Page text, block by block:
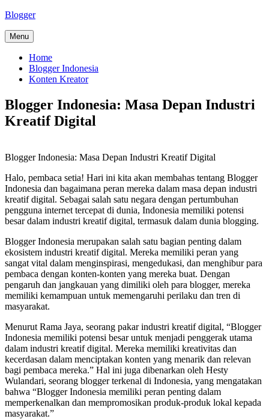
Skip
content
Blogger
Menu
Home
Blogger Indonesia
Konten Kreator
Blogger Indonesia: Masa Depan Industri
Kreatif Digital
Blogger Indonesia: Masa Depan Industri Kreatif Digital
Halo, pembaca setia! Hari ini kita akan membahas tentang Blogger
Indonesia dan bagaimana peran mereka dalam masa depan industri
kreatif digital. Sebagai salah satu negara dengan pertumbuhan
pengguna internet tercepat di dunia, Indonesia memiliki potensi
besar dalam industri kreatif digital, termasuk dalam dunia blogging.
Blogger Indonesia merupakan salah satu bagian penting dalam
ekosistem industri kreatif digital. Mereka memiliki peran yang
sangat vital dalam menginspirasi, mengedukasi, dan menghibur para
pembaca dengan konten-konten yang mereka buat. Dengan
pengaruh dan jangkauan yang dimiliki oleh para blogger, mereka
memiliki kemampuan untuk memengaruhi perilaku dan tren di
masyarakat.
Menurut Rama Jaya, seorang pakar industri kreatif digital, “Blogger
Indonesia memiliki potensi besar untuk menjadi penggerak utama
dalam industri kreatif digital. Mereka memiliki kreativitas dan
kecerdasan dalam menciptakan konten yang menarik dan relevan
bagi pembaca mereka.” Hal ini juga dibenarkan oleh Hesty
Wulandari, seorang blogger terkenal di Indonesia, yang mengatakan
bahwa “Blogger Indonesia memiliki peran penting dalam
memperkenalkan dan mempromosikan produk-produk lokal kepada
masyarakat.”